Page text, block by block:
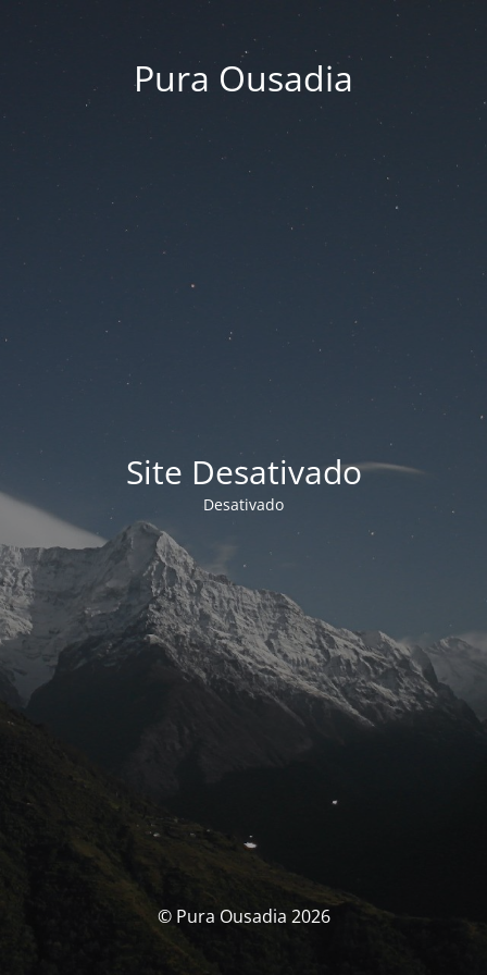
Pura Ousadia
Site Desativado
Desativado
© Pura Ousadia 2026